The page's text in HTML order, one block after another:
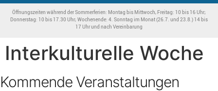
Öffnungszeiten während der Sommerferien: Montag bis Mittwoch, Freitag: 10 bis 16 Uhr;
Donnerstag: 10 bis 17.30 Uhr; Wochenende: 4. Sonntag im Monat (26.7. und 23.8.) 14 bis
17 Uhr und nach Vereinbarung
Interkulturelle Woche
Kommende Veranstaltungen